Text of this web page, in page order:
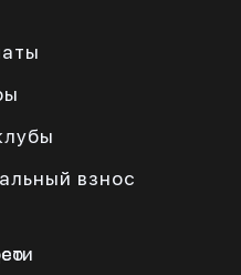
взнос